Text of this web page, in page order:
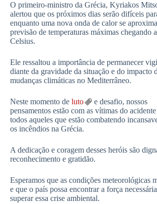
O primeiro-ministro da Grécia, Kyriakos
alertou que os próximos dias serão difíceis
enquanto uma nova onda de calor se
previsão de temperaturas máximas chegando
Celsius.
Ele ressaltou a importância de permanecer
diante da gravidade da situação e do impacto
mudanças climáticas no Mediterrâneo.
Neste momento de luto
e desafio, nossos
pensamentos estão com as vítimas do
todos aqueles que estão combatendo
os incêndios na Grécia.
A dedicação e coragem desses heróis são
reconhecimento e gratidão.
Esperamos que as condições meteorológicas
e que o país possa encontrar a força
superar essa crise ambiental.